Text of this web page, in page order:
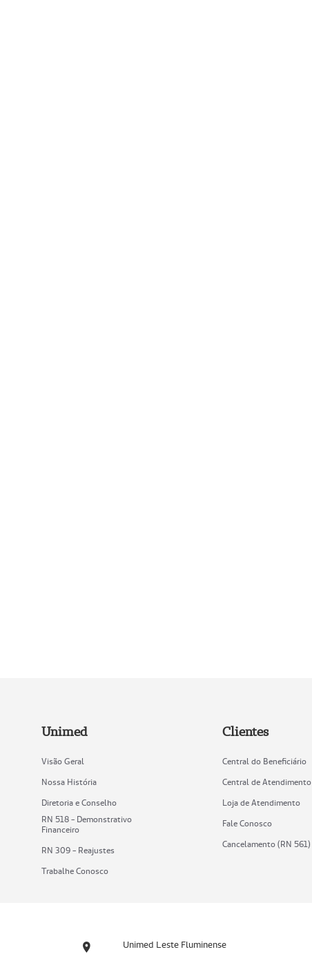
Unimed
Visão Geral
Nossa História
Diretoria e Conselho
RN 518 - Demonstrativo
Financeiro
RN 309 - Reajustes
Trabalhe Conosco
Clientes
Central do Beneficiário
Central de Atendimento
Loja de Atendimento
Fale Conosco
Cancelamento (RN 561)
Unimed Leste Fluminense